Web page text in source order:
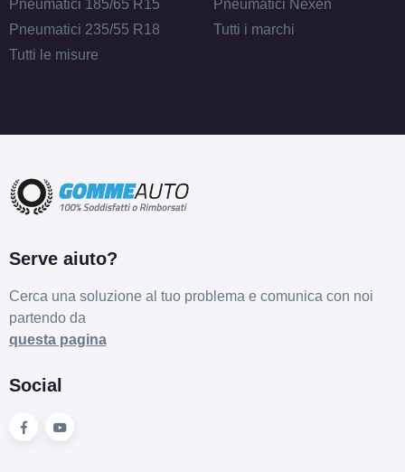
Pneumatici 185/65 R15
Pneumatici 235/55 R18
Tutti le misure
Pneumatici Nexen
Tutti i marchi
Serve aiuto?
Cerca una soluzione al tuo problema e comunica con noi
partendo da
questa pagina
Social